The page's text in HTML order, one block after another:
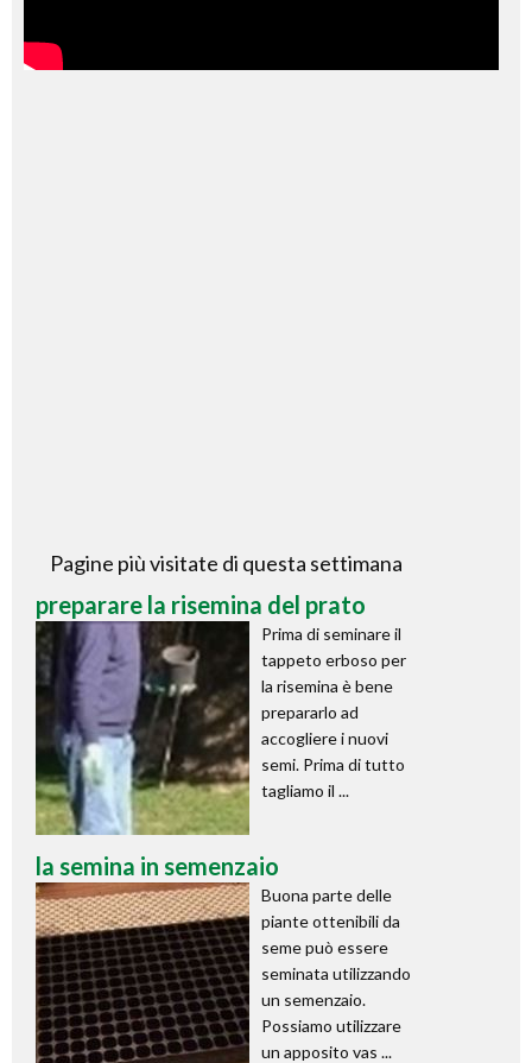
Pagine più visitate di questa settimana
preparare la risemina del prato
Prima di seminare il
tappeto erboso per
la risemina è bene
prepararlo ad
accogliere i nuovi
semi. Prima di tutto
tagliamo il ...
la semina in semenzaio
Buona parte delle
piante ottenibili da
seme può essere
seminata utilizzando
un semenzaio.
Possiamo utilizzare
un apposito vas ...